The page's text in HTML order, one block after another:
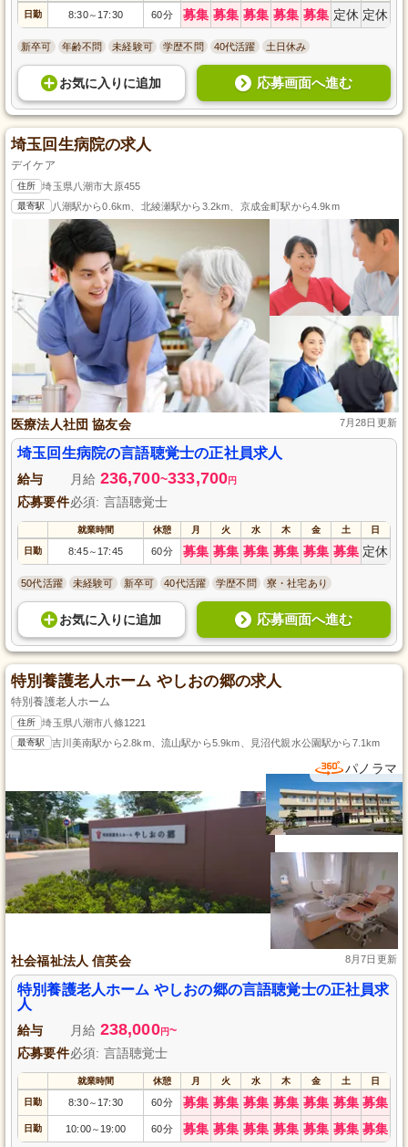
日勤 8:30～ 17:30 60分 募集 募集 募集 募集 募集 定休 定休
新卒可 年齢不問 未経験可 学歴不問 40代活躍 土日休み
お気に入り に追加 応募画面へ進む
埼玉回生病院の求人
デイケア
住所 埼玉県八潮市大原455
最寄駅 八潮駅から0.6km、北綾瀬駅から3.2km、京成金町駅から4.9km
医療法人社団 協友会 7月28日更新
埼玉回生病院の言語聴覚士の正社員求人
給与 月給 236,700~333,700円
応募要件必須: 言語聴覚士
就業時間 休憩 月 火 水 木 金 土 日
日勤 8:45～ 17:45 60分 募集 募集 募集 募集 募集 募集 定休
50代活躍 未経験可 新卒可 40代活躍 学歴不問 寮・社宅あり
お気に入り に追加 応募画面へ進む
特別養護老人ホーム やしおの郷の求人
特別養護老人ホーム
住所 埼玉県八潮市八條1221
最寄駅 吉川美南駅から2.8km、流山駅から5.9km、見沼代親水公園駅から7.1km
パノラマ
社会福祉法人 信英会 8月7日更新
特別養護老人ホーム やしおの郷の言語聴覚士の正社員求
人
給与 月給 238,000円~
応募要件必須: 言語聴覚士
就業時間 休憩 月 火 水 木 金 土 日
日勤 8:30～ 17:30 60分 募集 募集 募集 募集 募集 募集 募集
日勤 10:00～ 19:00 60分 募集 募集 募集 募集 募集 募集 募集